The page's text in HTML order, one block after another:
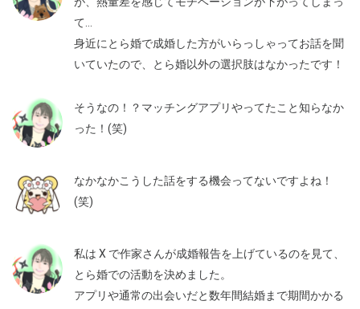
て…
身近にとら婚で成婚した方がいらっしゃってお話を聞
いていたので、とら婚以外の選択肢はなかったです！
そうなの！？マッチングアプリやってたこと知らなか
った！(笑)
なかなかこうした話をする機会ってないですよね！
(笑)
私は X で作家さんが成婚報告を上げているのを見て、
とら婚での活動を決めました。
アプリや通常の出会いだと数年間結婚まで期間かかる